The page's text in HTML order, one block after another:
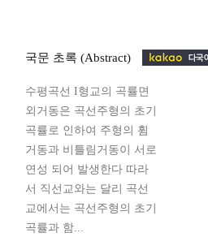
국문 초록 (Abstract)
수평곡선 I형교의 곡률면
외거동은 곡선주형의 초기
곡률로 인하여 주형의 휨
거동과 비틀림거동이 서로
연성 되어 발생한다 따라
서 직선교와는 달리 곡선
교에서는 곡선주형의 초기
곡률과 함...